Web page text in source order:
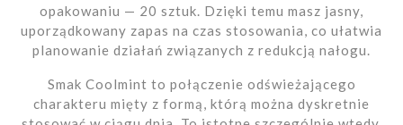
opakowaniu — 20 sztuk. Dzięki temu masz jasny,
uporządkowany zapas na czas stosowania, co ułatwia
planowanie działań związanych z redukcją nałogu.
Smak Coolmint to połączenie odświeżającego
charakteru mięty z formą, którą można dyskretnie